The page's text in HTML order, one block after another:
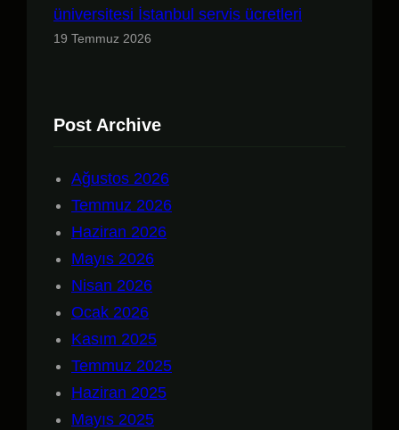
üniversitesi İstanbul servis ücretleri
19 Temmuz 2026
Post Archive
Ağustos 2026
Temmuz 2026
Haziran 2026
Mayıs 2026
Nisan 2026
Ocak 2026
Kasım 2025
Temmuz 2025
Haziran 2025
Mayıs 2025